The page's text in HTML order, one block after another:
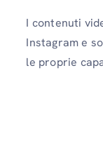
I contenuti
Instagram e
le proprie